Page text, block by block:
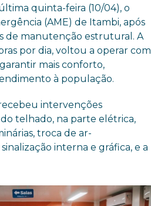
quinta-feira (10/04), o
(AME) de Itambi, após
de manutenção estrutural. A
por dia, voltou a operar com
mais conforto,
à população.
intervenções
telhado, na parte elétrica,
troca de ar-
interna e gráfica, e a